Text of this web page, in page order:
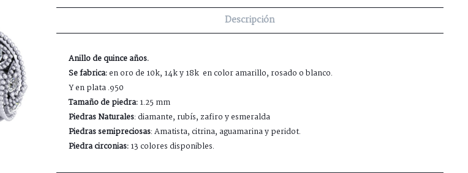
Descripción
Anillo de quince años.
Se fabrica:en oro de 10k, 14k y 18k en color amarillo, rosado o blanco.
Y en plata .950
Tamaño de piedra:1.25 mm
Piedras Naturales: diamante, rubís, zafiro y esmeralda
Piedras semipreciosas: Amatista, citrina, aguamarina y peridot.
Piedra circonias:13 colores disponibles.